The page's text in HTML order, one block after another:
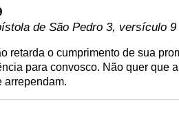
de São Pedro 3, versículo 9
retarda o cumprimento de sua
para convosco. Não quer que
arrependam.